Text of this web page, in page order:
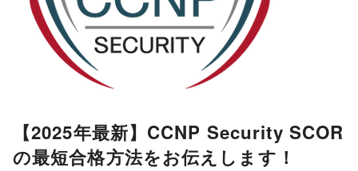
【2025年最新】CCNP Security SCOR
の最短合格方法をお伝えします！